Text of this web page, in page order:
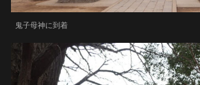
鬼子母神に到着